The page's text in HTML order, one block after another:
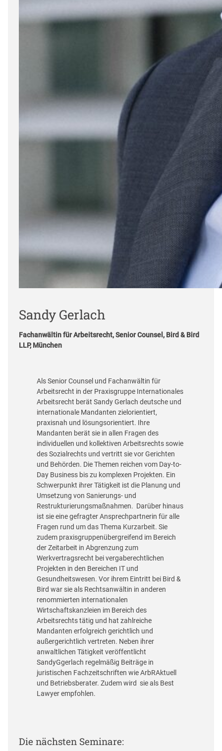
Sandy Gerlach
Fachanwältin für Arbeitsrecht, Senior Counsel, Bird & Bird
LLP, München
Als Senior Counsel und Fachanwältin für
Arbeitsrecht in der Praxisgruppe Internationales
Arbeitsrecht berät Sandy Gerlach deutsche und
internationale Mandanten zielorientiert,
praxisnah und lösungsorientiert. Ihre
Mandanten berät sie in allen Fragen des
individuellen und kollektiven Arbeitsrechts sowie
des Sozialrechts und vertritt sie vor Gerichten
und Behörden. Die Themen reichen vom Day-to-
Day Business bis zu komplexen Projekten. Ein
Schwerpunkt ihrer Tätigkeit ist die Planung und
Umsetzung von Sanierungs- und
Restrukturierungsmaßnahmen. Darüber hinaus
ist sie eine gefragter Ansprechpartnerin für alle
Fragen rund um das Thema Kurzarbeit. Sie
zudem praxisgruppenübergreifend im Bereich
der Zeitarbeit in Abgrenzung zum
Werkvertragsrecht bei vergaberechtlichen
Projekten in den Bereichen IT und
Gesundheitswesen. Vor ihrem Eintritt bei Bird &
Bird war sie als Rechtsanwältin in anderen
renommierten internationalen
Wirtschaftskanzleien im Bereich des
Arbeitsrechts tätig und hat zahlreiche
Mandanten erfolgreich gerichtlich und
außergerichtlich vertreten. Neben ihrer
anwaltlichen Tätigkeit veröffentlicht
SandyGgerlach regelmäßig Beiträge in
juristischen Fachzeitschriften wie ArbRAktuell
und Betriebsberater. Zudem wird sie als Best
Lawyer empfohlen.
Die nächsten Seminare: